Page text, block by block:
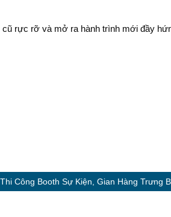
cũ rực rỡ và mở ra hành trình mới đầy
Thi Công Booth Sự Kiện, Gian Hàng Trưng